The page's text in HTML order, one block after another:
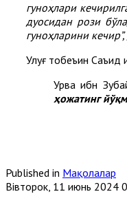
гуноҳлари
дуосидан рози
гуноҳларини
Улуғ тобеъин Саъид
Урва ибн
ҳожатинг
Published in Мақолалар
Вівторок, 11 июнь 2024